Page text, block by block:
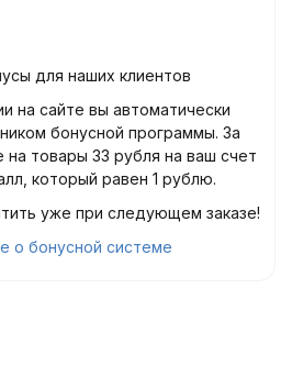
для наших клиентов
на сайте вы автоматически
бонусной программы. За
товары 33 рубля на ваш счет
который равен 1 рублю.
уже при следующем заказе!
о бонусной системе